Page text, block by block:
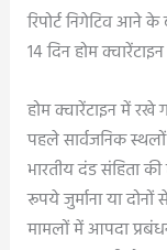
रिपोर्ट निगेटिव आने
14 दिन होम क्वारेंटाइन
होम क्वारेंटाइन में रखे
पहले सार्वजनिक
भारतीय दंड संहिता
रूपये जुर्माना या
मामलों में आपदा